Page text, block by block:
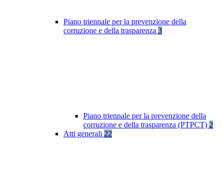
Piano triennale per la prevenzione della
corruzione e della trasparenza 3
Piano triennale per la prevenzione della
corruzione e della trasparenza (PTPCT) 2
Atti generali 22